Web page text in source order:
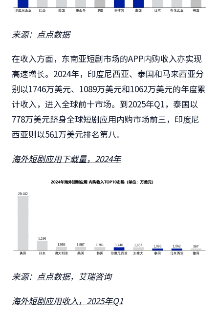
来源：点点数据
在收入方面，东南亚短剧市场的APP内购收入亦实现
高速增长。2024年，印度尼西亚、泰国和马来西亚分
别以1746万美元、1089万美元和1062万美元的年度累
计收入，进入全球前十市场。到2025年Q1，泰国以
778万美元跻身全球短剧应用内购市场前三，印度尼
西亚则以561万美元排名第八。
海外短剧应用下载量，2024年
来源：点点数据，艾瑞咨询
海外短剧应用收入，2025年Q1